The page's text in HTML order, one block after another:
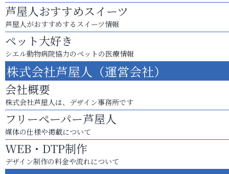
芦屋人おすすめスイーツ
芦屋人がおすすめするスイーツ情報
ペット大好き
シエル動物病院協力のペットの医療情報
株式会社芦屋人（運営会社）
会社概要
株式会社芦屋人は、デザイン事務所です
フリーペーパー芦屋人
媒体の仕様や掲載について
WEB・DTP制作
デザイン制作の料金や流れについて